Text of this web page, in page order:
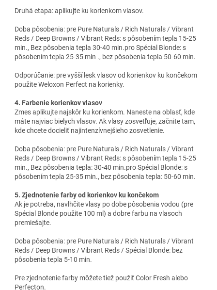
Druhá etapa: aplikujte ku korienkom vlasov.
Doba pôsobenia: pre Pure Naturals / Rich Naturals / Vibrant
Reds / Deep Browns / Vibrant Reds: s pôsobením tepla 15-25
min., Bez pôsobenia tepla 30-40 min.pro Spécial Blonde: s
pôsobením tepla 25-35 min ., bez pôsobenia tepla 50-60 min.
Odporúčanie: pre vyšší lesk vlasov od korienkov ku končekom
použite Weloxon Perfect na korienky.
4. Farbenie korienkov vlasov
Zmes aplikujte najskôr ku korienkom. Naneste na oblasť, kde
máte najviac bielych vlasov. Ak vlasy zosvetľuje, začnite tam,
kde chcete docieliť najintenzívnejšieho zosvetlenie.
Doba pôsobenia: pre Pure Naturals / Rich Naturals / Vibrant
Reds / Deep Browns / Vibrant Reds: s pôsobením tepla 15-25
min., Bez pôsobenia tepla: 30-40 min.pro Spécial Blonde: s
pôsobením tepla 25-35 min., bez pôsobenia tepla: 50-60 min.
5. Zjednotenie farby od korienkov ku končekom
Ak je potreba, navlhčite vlasy po dobe pôsobenia vodou (pre
Spécial Blonde použite 100 ml) a dobre farbu na vlasoch
premiešajte.
Doba pôsobenia: pre Pure Naturals / Rich Naturals / Vibrant
Reds / Deep Browns / Vibrant Reds / Spécial Blonde: bez
pôsobenia tepla 5-10 min.
Pre zjednotenie farby môžete tiež použiť Color Fresh alebo
Perfecton.